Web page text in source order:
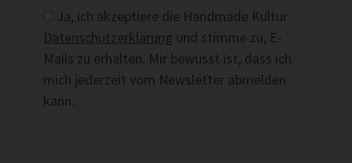
Ja, ich akzeptiere die Handmade Kultur
Datenschutzerklärung und stimme zu, E-
Mails zu erhalten. Mir bewusst ist, dass ich
mich jederzeit vom Newsletter abmelden
kann.